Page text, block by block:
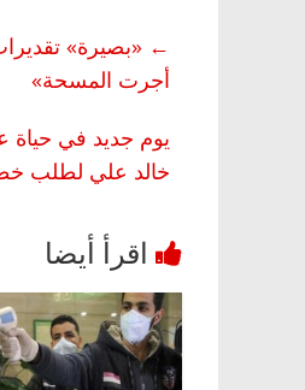
←
أجرت المسحة»
يوم جديد في حياة
خالد علي لطلب